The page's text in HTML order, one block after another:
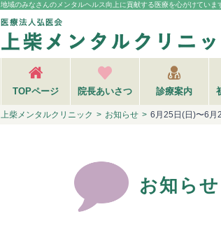
地域のみなさんのメンタルヘルス向上に貢献する医療を心がけていま
TOPページ 院長あいさつ 診療案内
上柴メンタルクリニック お知らせ 6月25日(日)〜6月
お知らせ